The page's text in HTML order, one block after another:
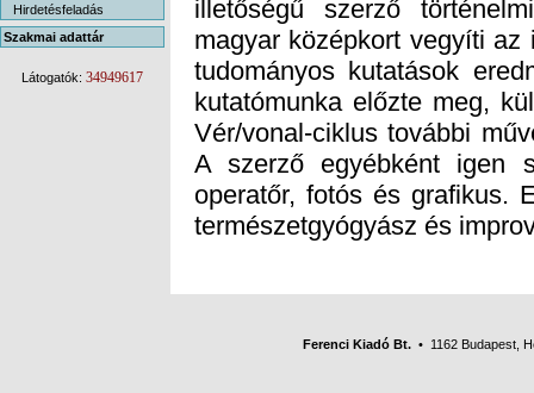
Hirdetésfeladás
Szakmai adattár
Látogatók: 34949617
természetgyógyász és
Ferenci Kiadó Bt. • 1162 Budapest,